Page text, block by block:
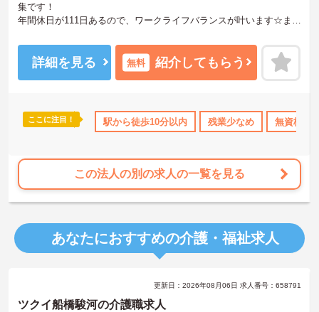
資格取得サポート 研修制度あり ボーナス・賞与あり
集です！
年間休日が111日あるので、ワークライフバランスが叶います☆ま
ご興味のある方には、面接対策ポイントなど、さらに詳細をお話し
いたしますのでお気軽にご相談ください！
詳細を見る 無料 紹介してもらう
ここに注目！ 駅から徒歩10分以内 残業少なめ 無資格OK
この法人の別の求人の一覧を見る
あなたにおすすめの介護・福祉求人
更新日：2026年08月06日 求人番号：658791
ツクイ船橋駿河の介護職求人